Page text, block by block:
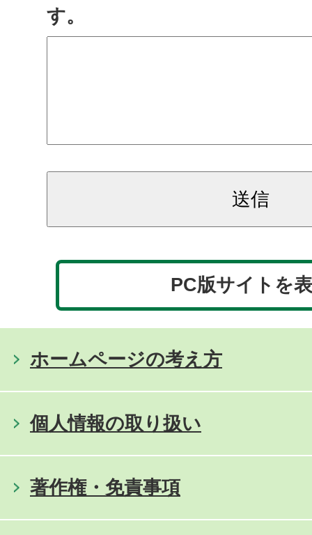
す。
PC版サイトを
ホームページの考え方
個人情報の取り扱い
著作権・免責事項